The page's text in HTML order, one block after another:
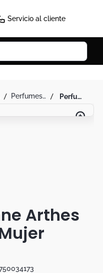
Servicio al cliente
perfumes para mujer perfume jeanne arthes arome 100ml mujer
Arthes